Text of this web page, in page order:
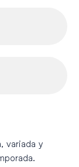
variada y